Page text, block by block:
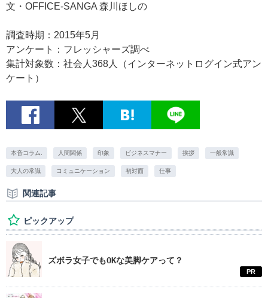
文・OFFICE-SANGA 森川ほしの
調査時期：2015年5月
アンケート：フレッシャーズ調べ
集計対象数：社会人368人（インターネットログイン式アン
ケート）
本音コラム. 人間関係 印象 ビジネスマナー 挨拶 一般常識
大人の常識 コミュニケーション 初対面 仕事
関連記事
ピックアップ
ズボラ女子でもOKな美脚ケアって？
PR